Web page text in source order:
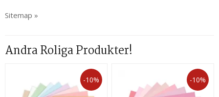
Sitemap »
Andra Roliga Produkter!
-10% -10%